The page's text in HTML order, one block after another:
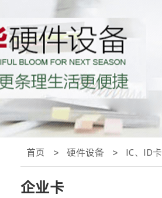
首页 > 硬件设备 > IC、ID卡
企业卡